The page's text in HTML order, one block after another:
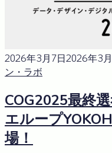
2026年3月7日2026年3
ン・ラボ
COG2025最終
エループ
場！